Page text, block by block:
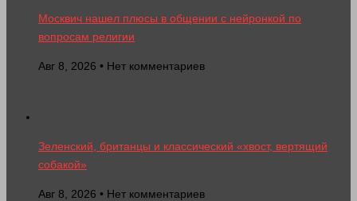
Москвич нашел плюсы в общении с нейронкой по
вопросам религии
Авг 8, 2026 • Нет комментариев
Зеленский, британцы и классический «хвост, вертящий
собакой»
Авг 8, 2026 • Нет комментариев